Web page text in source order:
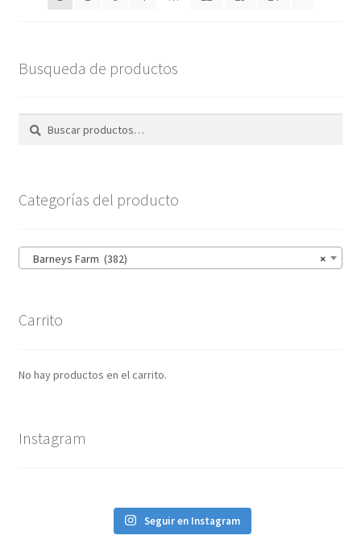
Busqueda de productos
Buscar
Buscar
Categorías del producto
×
Barneys Farm (382)
Carrito
No hay productos en el carrito.
Instagram
Seguir en Instagram